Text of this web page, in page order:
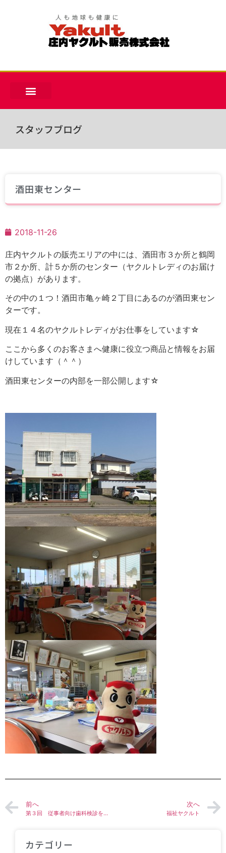
スタッフブログ
酒田東センター
2018-11-26
庄内ヤクルトの販売エリアの中には、酒田市３か所と鶴岡
市２か所、計５か所のセンター（ヤクルトレディのお届け
の拠点）があります。
その中の１つ！酒田市亀ヶ崎２丁目にあるのが酒田東セン
ターです。
現在１４名のヤクルトレディがお仕事をしています☆
ここから多くのお客さまへ健康に役立つ商品と情報をお届
けしています（＾＾）
酒田東センターの内部を一部公開します☆
前へ
第３回 従事者向け歯科検診を実施！
次へ
福祉ヤクルト
カテゴリー